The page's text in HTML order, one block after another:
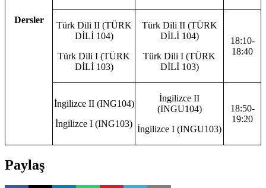
Dersler
Türk Dili II (TÜRK
DİLİ 104)
Türk Dili I (TÜRK
DİLİ 103)
Türk Dili II (TÜRK
DİLİ 104)
Türk Dili I (TÜRK
DİLİ 103)
18:10-
18:40
İngilizce II (ING104)
İngilizce I (ING103)
İngilizce II
(INGU104)
İngilizce I (INGU103)
18:50-
19:20
Paylaş